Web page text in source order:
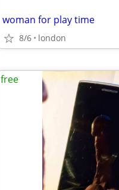
woman for play time
8/6 london
free